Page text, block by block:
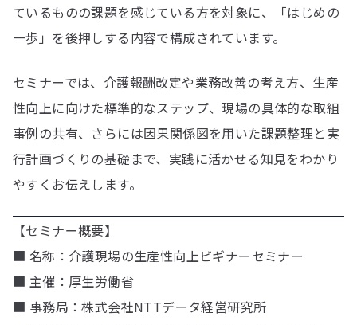
ているものの課題を感じている方を対象に、「はじめの
一歩」を後押しする内容で構成されています。
セミナーでは、介護報酬改定や業務改善の考え方、生産
性向上に向けた標準的なステップ、現場の具体的な取組
事例の共有、さらには因果関係図を用いた課題整理と実
行計画づくりの基礎まで、実践に活かせる知見をわかり
やすくお伝えします。
【セミナー概要】
■ 名称：介護現場の生産性向上ビギナーセミナー
■ 主催：厚生労働省
■ 事務局：株式会社NTTデータ経営研究所